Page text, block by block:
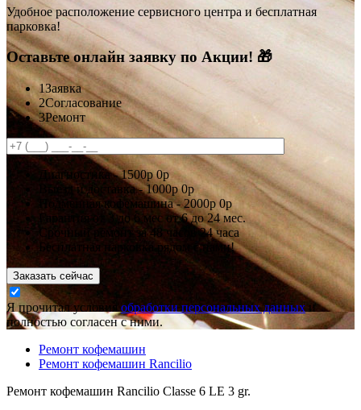
Удобное расположение сервисного центра и бесплатная
парковка!
Оставьте онлайн заявку по Акции! 🎁
1Заявка
2Согласование
3Ремонт
Диагностика -1500р0р
Выезд и доставка -1000р0р
Подменная кофемашина -2000р 0р
Гарантия от 3 до 6 мес от 6 до 24 мес.
Срочный ремонт за48 часов 24 часа
Бесплатная парковка рядом с нами!
Заказать сейчас
Я прочитал условия обработки персональных данных и
полностью согласен с ними.
Ремонт кофемашин
Ремонт кофемашин Rancilio
Ремонт кофемашин Rancilio Classe 6 LE 3 gr.